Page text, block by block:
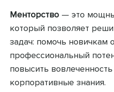
Менторство — это
который позволяет
задач: помочь новичкам
профессиональный
повысить
корпоративные знания.